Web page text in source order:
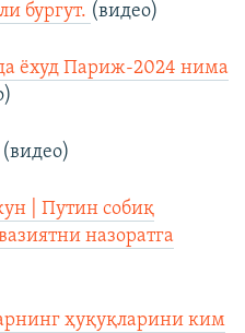
бургут. (видео)
ёхуд Париж-2024 нима
(видео)
| Путин собиқ
назоратга
ҳуқуқларини ким